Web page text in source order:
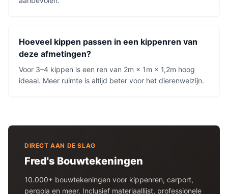
Hoeveel kippen passen in een kippenren van
deze afmetingen?
Voor 3–4 kippen is een ren van 2m × 1m × 1,2m hoog
ideaal. Meer ruimte is altijd beter voor het dierenwelzijn.
DIRECT AAN DE SLAG
Fred's Bouwtekeningen
10.000+ bouwtekeningen voor kippenren, carport,
pergola en meer. Inclusief materiaallijst, professionele